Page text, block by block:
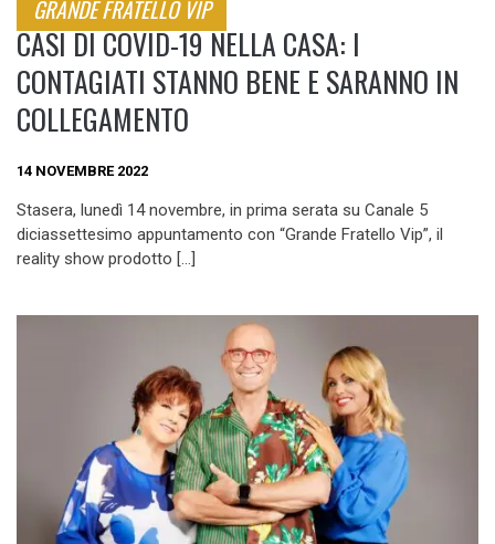
GRANDE FRATELLO VIP
CASI DI COVID-19 NELLA CASA: I
CONTAGIATI STANNO BENE E SARANNO IN
COLLEGAMENTO
14 NOVEMBRE 2022
Stasera, lunedì 14 novembre, in prima serata su Canale 5
diciassettesimo appuntamento con “Grande Fratello Vip”, il
reality show prodotto […]